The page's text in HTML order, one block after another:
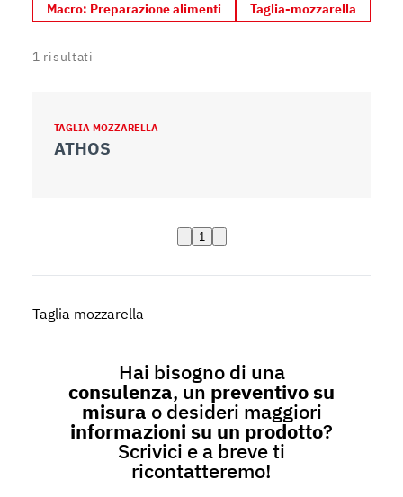
Macro: Preparazione alimenti Taglia-mozzarella
1 risultati
TAGLIA MOZZARELLA
ATHOS
1
Taglia mozzarella
Hai bisogno di una
consulenza, un preventivo su
misura o desideri maggiori
informazioni su un prodotto?
Scrivici e a breve ti
ricontatteremo!